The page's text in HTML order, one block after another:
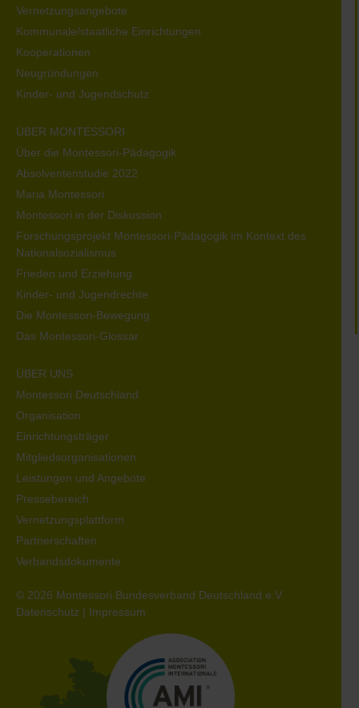
Vernetzungsangebote
Kommunale/staatliche Einrichtungen
Kooperationen
Neugründungen
Kinder- und Jugendschutz
ÜBER MONTESSORI
Über die Montessori-Pädagogik
Absolventenstudie 2022
Maria Montessori
Montessori in der Diskussion
Forschungsprojekt Montessori-Pädagogik im Kontext des
Nationalsozialismus
Frieden und Erziehung
Kinder- und Jugendrechte
Die Montessori-Bewegung
Das Montessori-Glossar
ÜBER UNS
Montessori Deutschland
Organisation
Einrichtungsträger
Mitgliedsorganisationen
Leistungen und Angebote
Pressebereich
Vernetzungsplattform
Partnerschaften
Verbandsdokumente
© 2026 Montessori Bundesverband Deutschland e.V.
Datenschutz | Impressum